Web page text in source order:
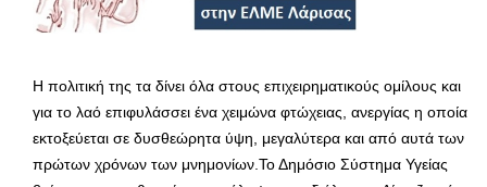
Η πολιτική της τα δίνει όλα στους επιχειρηματικούς ομίλους και
για το λαό επιφυλάσσει ένα χειμώνα φτώχειας, ανεργίας η οποία
εκτοξεύεται σε δυσθεώρητα ύψη, μεγαλύτερα και από αυτά των
πρώτων χρόνων των μνημονίων.Το Δημόσιο Σύστημα Υγείας